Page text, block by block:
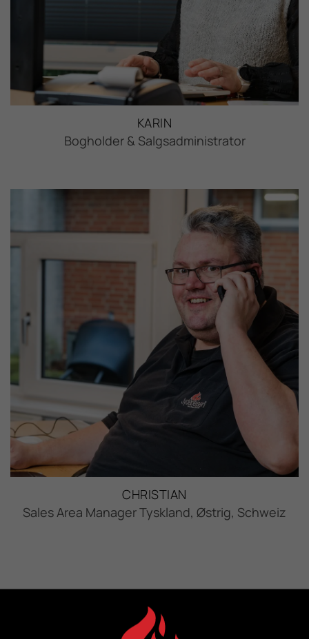
KARIN
Bogholder & Salgsadministrator
CHRISTIAN
Sales Area Manager Tyskland, Østrig, Schweiz